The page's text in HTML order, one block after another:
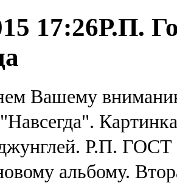
17:26Р.П.
Вашему
Р.П. ГОСТ
альбому.